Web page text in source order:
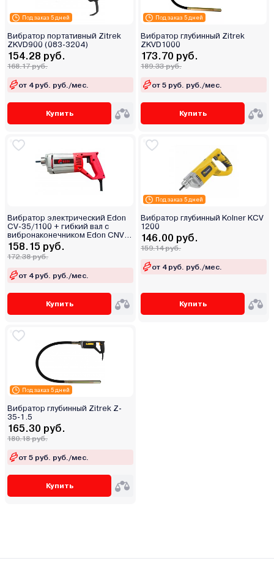
Под заказ 5 дней
Вибратор портативный Zitrek
ZKVD900 (083-3204)
154.28 руб.
168.17 руб.
от 4 руб. руб./мес.
Купить
Под заказ 5 дней
Вибратор глубинный Zitrek
ZKVD1000
173.70 руб.
189.33 руб.
от 5 руб. руб./мес.
Купить
Вибратор электрический Edon
CV-35/1100 + гибкий вал с
вибронаконечником Edon CNV-
35/1.5
158.15 руб.
172.38 руб.
от 4 руб. руб./мес.
Купить
Под заказ 5 дней
Вибратор глубинный Kolner KCV
1200
146.00 руб.
159.14 руб.
от 4 руб. руб./мес.
Купить
Под заказ 5 дней
Вибратор глубинный Zitrek Z-
35-1.5
165.30 руб.
180.18 руб.
от 5 руб. руб./мес.
Купить